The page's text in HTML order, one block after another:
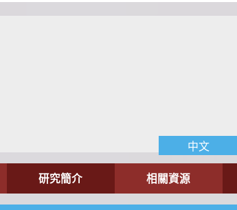
中文
研究簡介 相關資源